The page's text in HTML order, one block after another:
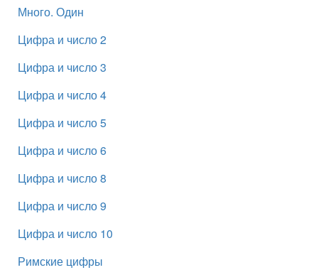
Много. Один
Цифра и число 2
Цифра и число 3
Цифра и число 4
Цифра и число 5
Цифра и число 6
Цифра и число 8
Цифра и число 9
Цифра и число 10
Римские цифры